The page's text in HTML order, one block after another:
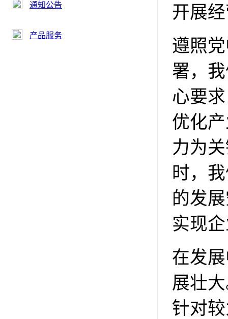
通知公告
产品服务
开展
遵照
署，
心要
优化
力为
时，
的发
实现
在发
展壮
针对